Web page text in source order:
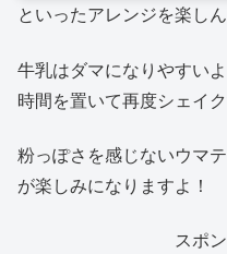
といったアレンジを楽しん
牛乳はダマになりやすい
時間を置いて再度シェイ
粉っぽさを感じないウマ
が楽しみになりますよ！
スポ